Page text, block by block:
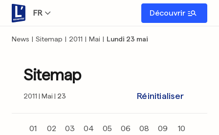
FR Découvrir
News | Sitemap | 2011 | Mai | Lundi 23 mai
Sitemap
2011 Mai 23 Réinitialiser
01 02 03 04 05 06 08 09 10